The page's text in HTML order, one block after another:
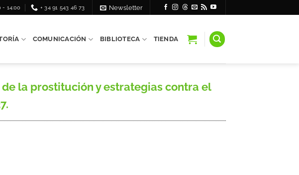
- 14:00 + 34 91 543 46 73 Newsletter
COMUNICACIÓN BIBLIOTECA TIENDA
la prostitución y estrategias contra el